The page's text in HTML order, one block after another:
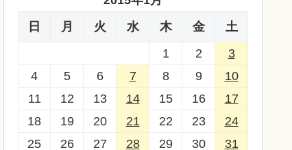
日
月 火 水 木 金
土
1
2
3
4
5 6 7 8 9
10
11
12 13 14 15 16
17
18
19 20 21 22 23
24
25
26 27 28 29 30 31